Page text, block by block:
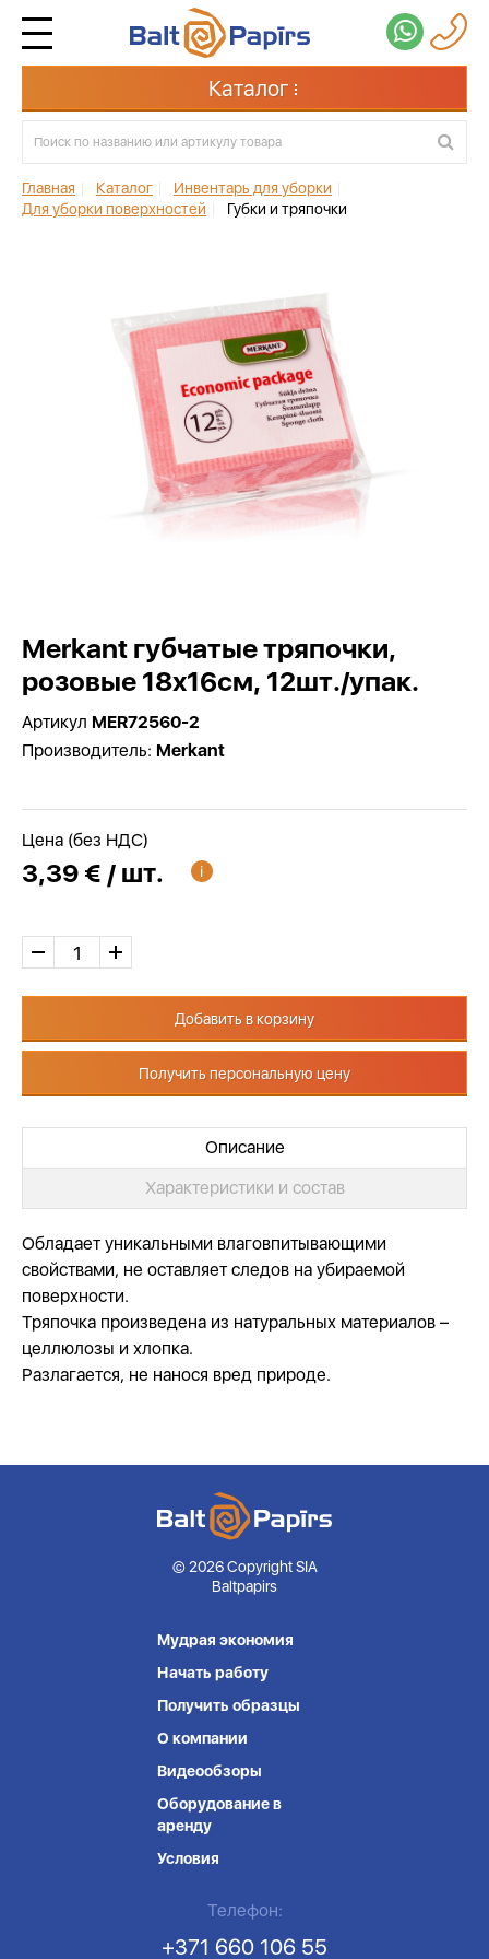
Каталог
Главная Каталог Инвентарь для уборки
Для уборки поверхностей
Губки и тряпочки
Merkant губчатые тряпочки,
розовые 18x16см, 12шт./упак.
Артикул MER72560-2
Производитель: Merkant
Цена (без НДС)
3,39 € / шт.
Добавить в корзину
Получить персональную цену
Описание
Характеристики и состав
Обладает уникальными влаговпитывающими
свойствами, не оставляет следов на убираемой
поверхности.
Тряпочка произведена из натуральных материалов –
целлюлозы и хлопка.
Разлагается, не нанося вред природе.
© 2026 Copyright SIA
Baltpapirs
Мудрая экономия
Начать работу
Получить образцы
О компании
Видеообзоры
Оборудование в
аренду
Условия
Телефон:
+371 660 106 55